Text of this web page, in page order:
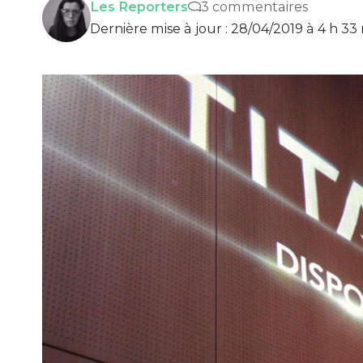
Dernière mise à jour : 28/04/2019 à 4 h 33
Les Reporters 3 commentaires